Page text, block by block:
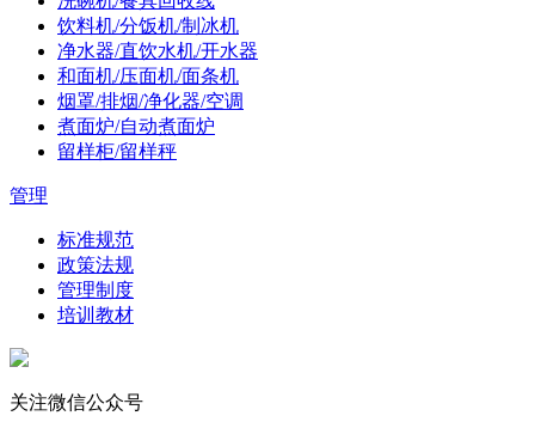
饮料机/分饭机/制冰机
净水器/直饮水机/开水器
和面机/压面机/面条机
烟罩/排烟/净化器/空调
煮面炉/自动煮面炉
留样柜/留样秤
管理
标准规范
政策法规
管理制度
培训教材
关注微信公众号